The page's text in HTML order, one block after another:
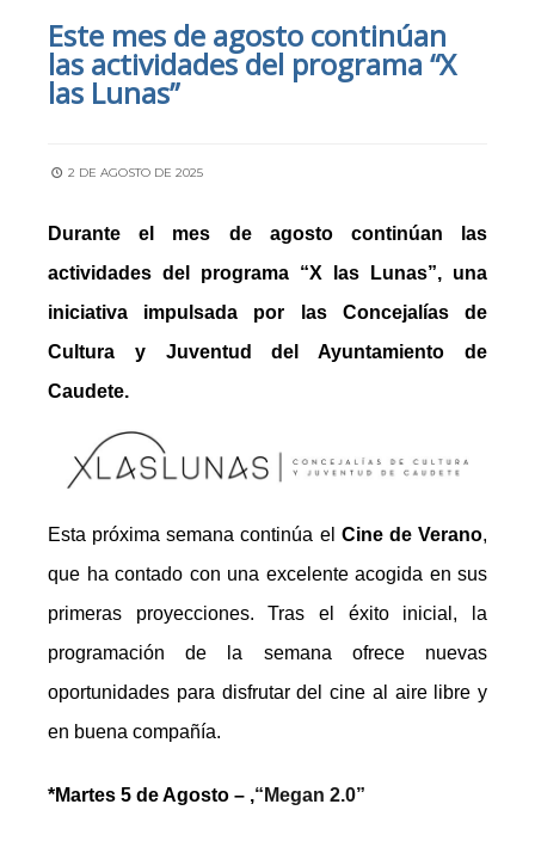
Este mes de agosto continúan
las actividades del programa “X
las Lunas”
2 DE AGOSTO DE 2025
Durante el mes de agosto continúan las
actividades del programa “X las Lunas”, una
iniciativa impulsada por las Concejalías de
Cultura y Juventud
del Ayuntamiento de
Caudete.
Esta próxima semana continúa el Cine de Verano,
que ha contado con una excelente acogida en sus
primeras proyecciones. Tras el éxito inicial, la
programación de la semana ofrece nuevas
oportunidades para disfrutar del cine al aire libre y
en buena compañía.
*Martes 5 de Agosto – ,“ Megan 2.0”